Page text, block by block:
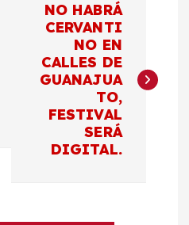
NO HABRÁ
CERVANTI
NO EN
CALLES DE
GUANAJUA
TO,
FESTIVAL
SERÁ
DIGITAL.